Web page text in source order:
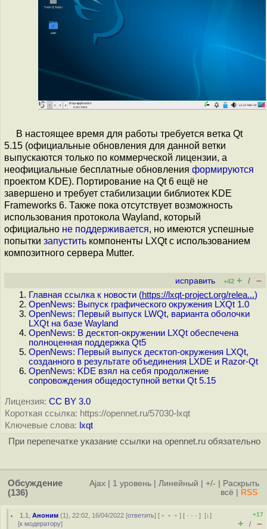
В настоящее время для работы требуется ветка Qt
5.15 (официальные обновления для данной ветки
выпускаются только по коммерческой лицензии, а
неофициальные бесплатные обновления формируются
проектом KDE). Портирование на Qt 6 ещё не
завершено и требует стабилизации библиотек KDE
Frameworks 6. Также пока отсутствует возможность
использования протокола Wayland, который
официально не поддерживается, но имеются успешные
попытки запустить компоненты LXQt c использованием
композитного сервера Mutter.
исправить +42 + / –
Главная ссылка к новости (https://lxqt-project.org/relea...)
OpenNews: Выпуск графического окружения LXQt 1.0
OpenNews: Первый выпуск LWQt, варианта оболочки
LXQt на базе Wayland
OpenNews: В десктоп-окружении LXQt обеспечена
полноценная поддержка Qt5
OpenNews: Первый выпуск десктоп-окружения LXQt,
созданного в результате объединения LXDE и Razor-Qt
OpenNews: KDE взял на себя продолжение
сопровождения общедоступной ветки Qt 5.15
Лицензия: CC BY 3.0
Короткая ссылка: https://opennet.ru/57030-lxqt
Ключевые слова: lxqt
При перепечатке указание ссылки на opennet.ru обязательно
Обсуждение
(136)
Ajax 1 уровень Линейный +/-
Раскрыть
всё
RSS
1.1 ,Аноним (1), 22:02, 16/04/2022 [ответить] [ ﹢﹢﹢] [ · · ·][↓]
[к модератору]
+17
+ / –